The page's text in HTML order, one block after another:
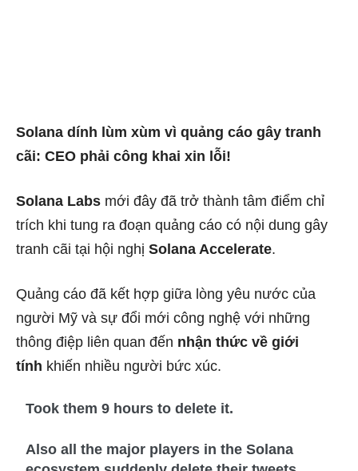
Solana dính lùm xùm vì quảng cáo gây tranh
cãi: CEO phải công khai xin lỗi!
Solana Labs mới đây đã trở thành tâm điểm chỉ
trích khi tung ra đoạn quảng cáo có nội dung gây
tranh cãi tại hội nghị Solana Accelerate.
Quảng cáo đã kết hợp giữa lòng yêu nước của
người Mỹ và sự đổi mới công nghệ với những
thông điệp liên quan đến nhận thức về giới
tính khiến nhiều người bức xúc.
Took them 9 hours to delete it.
Also all the major players in the Solana